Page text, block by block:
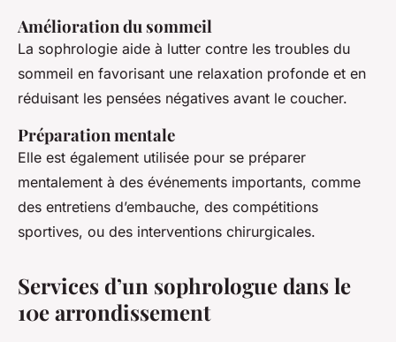
Amélioration du sommeil
La sophrologie aide à lutter contre les troubles du
sommeil en favorisant une relaxation profonde et en
réduisant les pensées négatives avant le coucher.
Préparation mentale
Elle est également utilisée pour se préparer
mentalement à des événements importants, comme
des entretiens d’embauche, des compétitions
sportives, ou des interventions chirurgicales.
Services d’un sophrologue dans le
10e arrondissement